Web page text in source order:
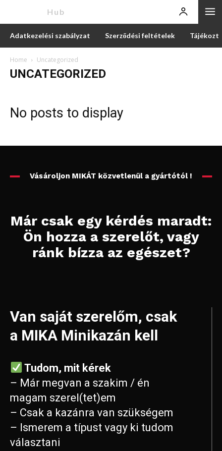
Hub
Adatkezelési szabályzat Szerződési feltételek
Home Uncategorized
UNCATEGORIZED
No posts to display
Vásároljon MIKÁT közvetlenül a gyártótól !
Már csak egy kérdés maradt:
Ön hozza a szerelőt, vagy
ránk bízza az egészet?
Van saját szerelőm, csak
a MIKA Minikazán kell
Tudom, mit kérek
– Már megvan a szakim / én
magam szerel(tet)em
– Csak a kazánra van szükségem
– Ismerem a típust vagy ki tudom
választani